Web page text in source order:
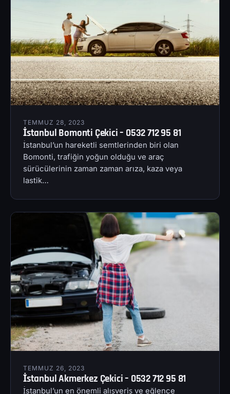
TEMMUZ 28, 2023
İstanbul Bomonti Çekici – 0532 712 95 81
İstanbul’un hareketli semtlerinden biri olan
Bomonti, trafiğin yoğun olduğu ve araç
sürücülerinin zaman zaman arıza, kaza veya
lastik…
TEMMUZ 26, 2023
İstanbul Akmerkez Çekici – 0532 712 95 81
İstanbul’un en önemli alışveriş ve eğlence